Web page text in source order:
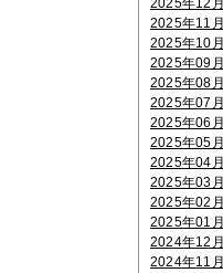
2025年12月
2025年11月
2025年10月
2025年09月
2025年08月
2025年07月
2025年06月
2025年05月
2025年04月
2025年03月
2025年02月
2025年01月
2024年12月
2024年11月